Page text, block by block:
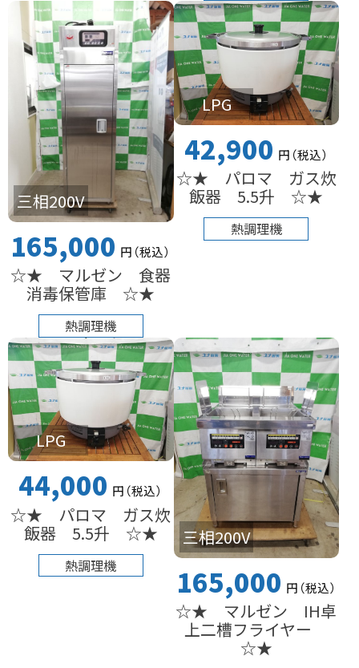
三相200V
165,000 円（税込）
☆★ マルゼン 食器
消毒保管庫 ☆★
熱調理機
LPG
42,900 円（税込）
☆★ パロマ ガス炊
飯器 5.5升 ☆★
熱調理機
LPG
44,000 円（税込）
☆★ パロマ ガス炊
飯器 5.5升 ☆★
熱調理機
三相200V
165,000 円（税込）
☆★ マルゼン IH卓
上二槽フライヤー
☆★